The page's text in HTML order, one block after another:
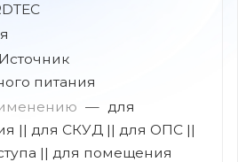
Источник
питания
— для
|| для СКУД || для ОПС ||
|| для помещения